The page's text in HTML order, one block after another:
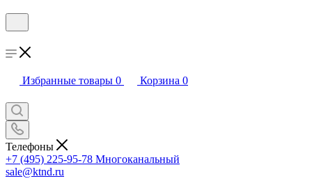
Избранные товары 0 Корзина 0
Телефоны
+7 (495) 225-95-78 Многоканальный
sale@ktnd.ru